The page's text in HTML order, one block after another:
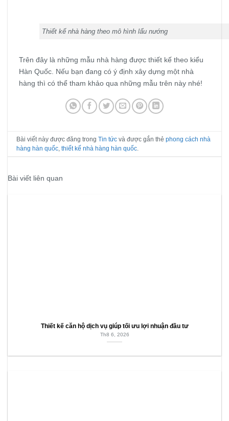
Thiết kế nhà hàng theo mô hình lẩu nướng
Trên đây là những mẫu nhà hàng được thiết kế theo kiểu
Hàn Quốc. Nếu bạn đang có ý định xây dựng một nhà
hàng thì có thể tham khảo qua những mẫu trên này nhé!
Bài viết này được đăng trongTin tức và được gắn thẻphong cách nhà
hàng hàn quốc ,thiết kế nhà hàng hàn quốc
Bài viết liên quan
Thiết kế căn hộ dịch vụ giúp tối ưu lợi nhuận đầu tư
Th8 6, 2026